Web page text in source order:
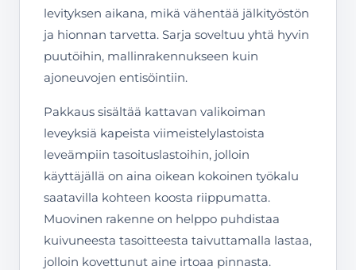
levityksen aikana, mikä vähentää jälkityöstön
ja hionnan tarvetta. Sarja soveltuu yhtä hyvin
puutöihin, mallinrakennukseen kuin
ajoneuvojen entisöintiin.
Pakkaus sisältää kattavan valikoiman
leveyksiä kapeista viimeistelylastoista
leveämpiin tasoituslastoihin, jolloin
käyttäjällä on aina oikean kokoinen työkalu
saatavilla kohteen koosta riippumatta.
Muovinen rakenne on helppo puhdistaa
kuivuneesta tasoitteesta taivuttamalla lastaa,
jolloin kovettunut aine irtoaa pinnasta.